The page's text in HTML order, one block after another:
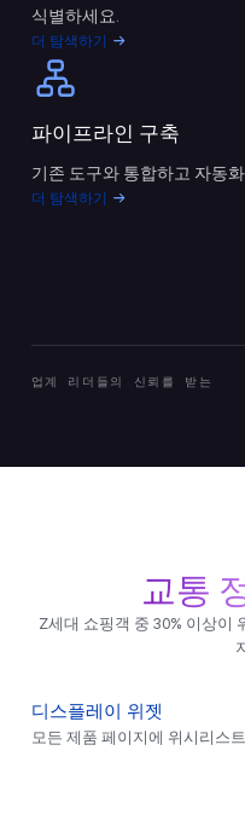
식별하세요.
더 탐색하기
파이프라인 구축
기존 도구와 통합하고 자동
더 탐색하기
업계 리더들의 신뢰를 받는
교통
Z세대 쇼핑객 중 30% 이상이
디스플레이 위젯
모든 제품 페이지에 위시리스